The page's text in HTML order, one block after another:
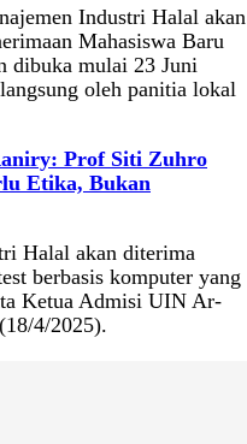
Industri Halal akan
Mahasiswa Baru
dibuka mulai 23 Juni
oleh panitia lokal
Prof Siti Zuhro
Etika, Bukan
Halal akan diterima
berbasis komputer yang
Ketua Admisi UIN Ar-
4/2025).